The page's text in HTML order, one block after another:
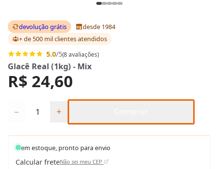
devolução grátis
desde 1984
+ de 500 mil clientesatendidos
5.0/5(8 avaliações)
Glacê Real (1kg) - Mix
R$ 24,60
− +
em estoque, pronto para envio
Calcular freteNão sei meu CEP